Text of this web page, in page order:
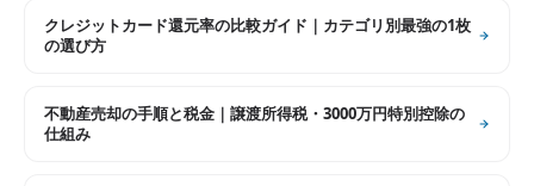
クレジットカード還元率の比較ガイド｜カテゴリ別最強の1枚
の選び方
不動産売却の手順と税金｜譲渡所得税・3000万円特別控除の
仕組み